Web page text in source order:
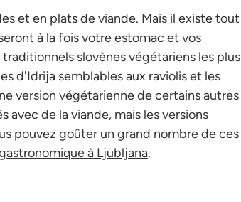
et en plats de viande. Mais il existe tout
à la fois votre estomac et vos
slovènes végétariens les plus
d'Idrija semblables aux raviolis et les
version végétarienne de certains autres
de la viande, mais les versions
pouvez goûter un grand nombre de ces
à Ljubljana.